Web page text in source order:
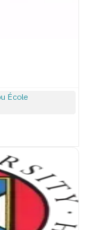
École